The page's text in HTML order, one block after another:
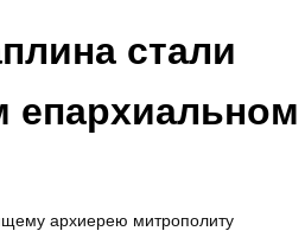
стали
епархиальном
архиерею митрополиту